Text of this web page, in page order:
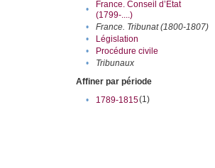
•
France. Conseil d’Etat
(1799-....)
• France. Tribunat (1800-1807)
•
Législation
•
Procédure civile
•
Tribunaux
Affiner par période
•
1789-1815(1)